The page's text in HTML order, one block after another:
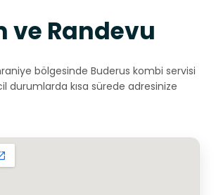
ve Randevu
bölgesinde Buderus kombi servisi
durumlarda kısa sürede adresinize